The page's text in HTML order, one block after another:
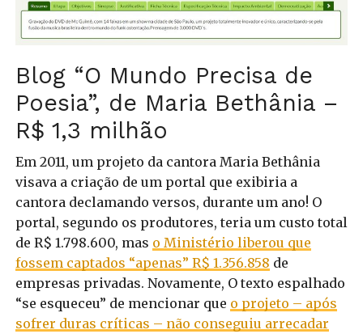
Blog “O Mundo Precisa de
Poesia”, de Maria Bethânia –
R$ 1,3 milhão
Em 2011, um projeto da cantora Maria Bethânia
visava a criação de um portal que exibiria a
cantora declamando versos, durante um ano! O
portal, segundo os produtores, teria um custo total
de R$ 1.798.600, mas o Ministério liberou que
fossem captados “apenas” R$ 1.356.858 de
empresas privadas. Novamente, O texto espalhado
“se esqueceu” de mencionar que o projeto – após
sofrer duras críticas – não conseguiu arrecadar